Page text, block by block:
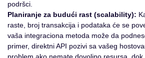
podršci.
Planiranje za budući rast (scalability):
raste, broj transakcija i podataka će se
vaša integraciona metoda može da
primer, direktni API pozivi sa vašeg